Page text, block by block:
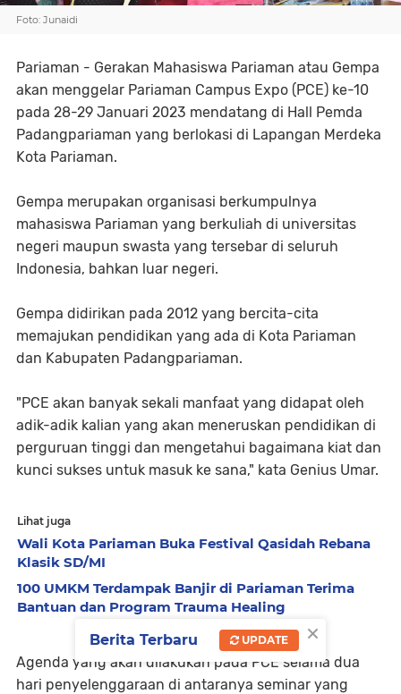
Foto: Junaidi
Pariaman - Gerakan Mahasiswa Pariaman atau Gempa
akan menggelar Pariaman Campus Expo (PCE) ke-10
pada 28-29 Januari 2023 mendatang di Hall Pemda
Padangpariaman yang berlokasi di Lapangan Merdeka
Kota Pariaman.
Gempa merupakan organisasi berkumpulnya
mahasiswa Pariaman yang berkuliah di universitas
negeri maupun swasta yang tersebar di seluruh
Indonesia, bahkan luar negeri.
Gempa didirikan pada 2012 yang bercita-cita
memajukan pendidikan yang ada di Kota Pariaman
dan Kabupaten Padangpariaman.
"PCE akan banyak sekali manfaat yang didapat oleh
adik-adik kalian yang akan meneruskan pendidikan di
perguruan tinggi dan mengetahui bagaimana kiat dan
kunci sukses untuk masuk ke sana," kata Genius Umar.
Lihat juga
Wali Kota Pariaman Buka Festival Qasidah Rebana
Klasik SD/MI
100 UMKM Terdampak Banjir di Pariaman Terima
Bantuan dan Program Trauma Healing
Agenda yang akan dilakukan pada PCE selama dua
hari penyelenggaraan di antaranya seminar yang
×
Berita Terbaru UPDATE